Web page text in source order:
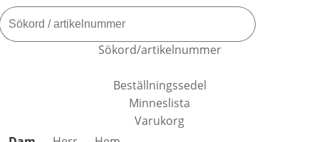
Sökord/artikelnummer
Beställningssedel
Minneslista
Varukorg
Hoppa över produktkategorier